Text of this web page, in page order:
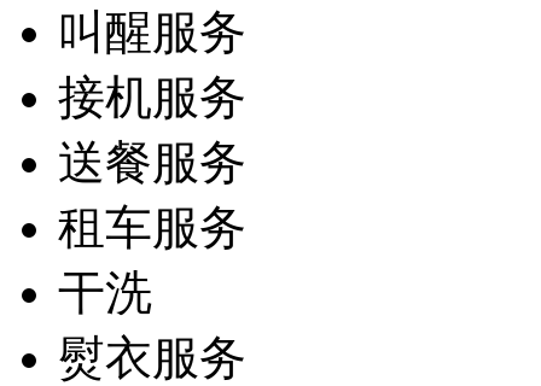
叫醒服务
接机服务
送餐服务
租车服务
干洗
熨衣服务